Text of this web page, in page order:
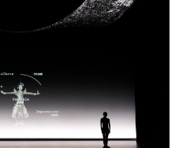
時
體平台上的最新消息。